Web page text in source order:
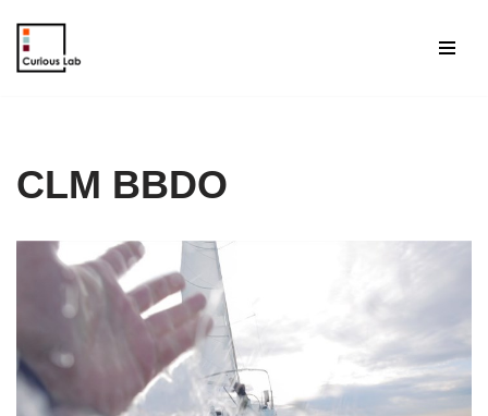
Aller
CLM BBDO